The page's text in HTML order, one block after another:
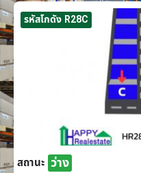
รหัสโกดัง R28C
สถานะ ว่าง